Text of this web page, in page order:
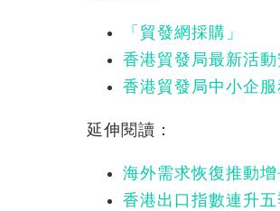
「貿發網採購」
香港貿發局最新活
香港貿發局中小企
延伸閱讀：
海外需求恢復推動
香港出口指數連升